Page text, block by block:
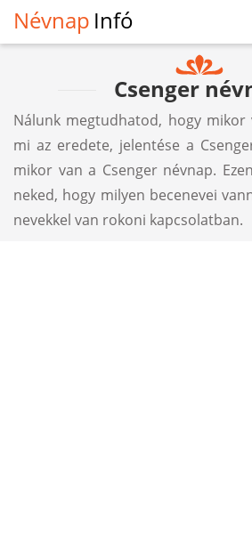
Névnap Infó
Csenger
Nálunk megtudhatod, hogy mikor
mi az eredete, jelentése a
mikor van a Csenger névnap.
neked, hogy milyen becenevei
nevekkel van rokoni kapcsolatban.